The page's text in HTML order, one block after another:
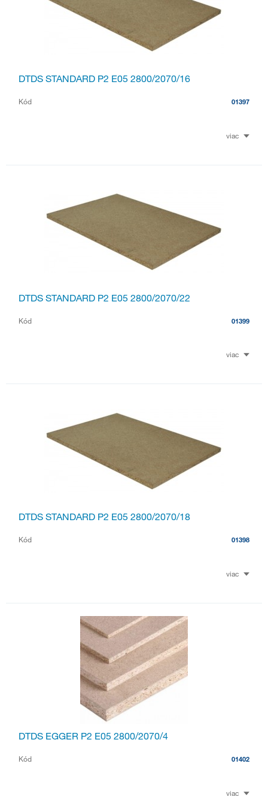
DTDS STANDARD P2 E05 2800/2070/16
Kód 01397
viac
DTDS STANDARD P2 E05 2800/2070/22
Kód 01399
viac
DTDS STANDARD P2 E05 2800/2070/18
Kód 01398
viac
DTDS EGGER P2 E05 2800/2070/4
Kód 01402
viac